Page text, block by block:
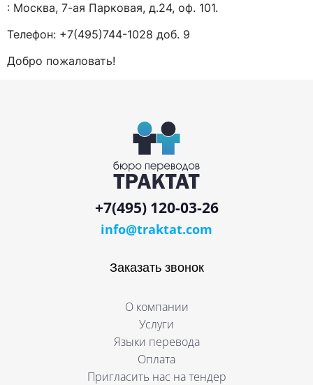
: Москва, 7-ая Парковая, д.24, оф. 101.
Телефон: +7(495)744-1028 доб. 9
Добро пожаловать!
Заказать звонок
О компании
Услуги
Языки перевода
Оплата
Пригласить нас на тендер
+7(495) 120-03-26
info@traktat.com